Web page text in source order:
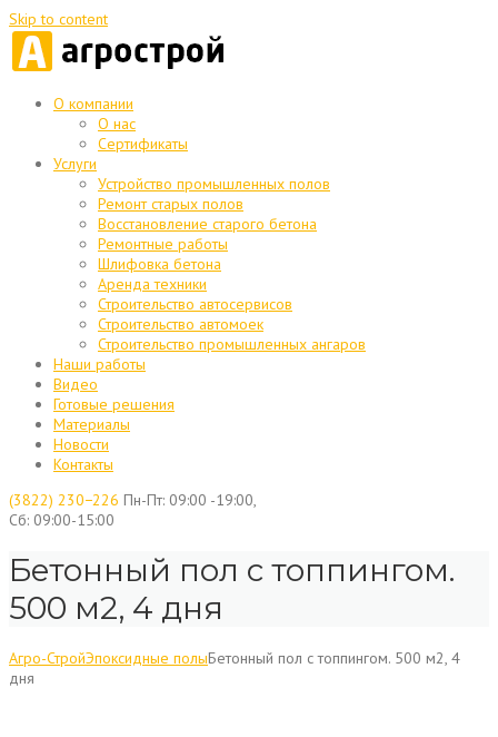
Skip to content
О компании
О нас
Сертификаты
Услуги
Устройство промышленных полов
Ремонт старых полов
Восстановление старого бетона
Ремонтные работы
Шлифовка бетона
Аренда техники
Строительство автосервисов
Строительство автомоек
Строительство промышленных ангаров
Наши работы
Видео
Готовые решения
Материалы
Новости
Контакты
(3822) 230−226 Пн-Пт: 09:00 -19:00,
Сб: 09:00-15:00
Бетонный пол с топпингом.
500 м2, 4 дня
Агро-СтройЭпоксидные полыБетонный пол с топпингом. 500 м2, 4
дня